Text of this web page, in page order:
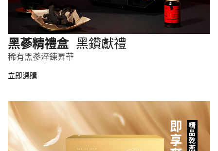
黑蔘精禮盒 黑鑽獻禮
稀有黑蔘淬鍊昇華
立即選購